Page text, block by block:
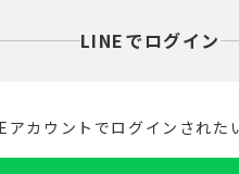
LINEでログイン
アカウントでログインされた